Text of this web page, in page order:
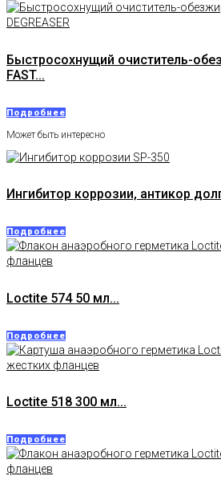
Быстросохнущий очиститель-
FAST...
Подробнее
Может быть интересно
Ингибитор коррозии, антикор
Подробнее
Loctite 574 50 мл...
Подробнее
Loctite 518 300 мл...
Подробнее